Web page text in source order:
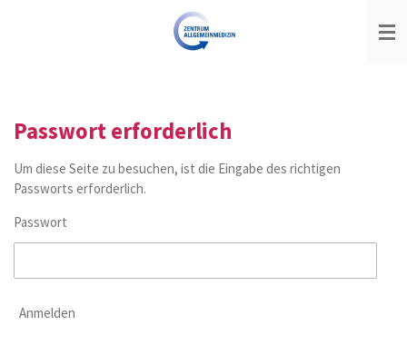
Passwort erforderlich
Um diese Seite zu besuchen, ist die Eingabe des richtigen
Passworts erforderlich.
Passwort
Anmelden